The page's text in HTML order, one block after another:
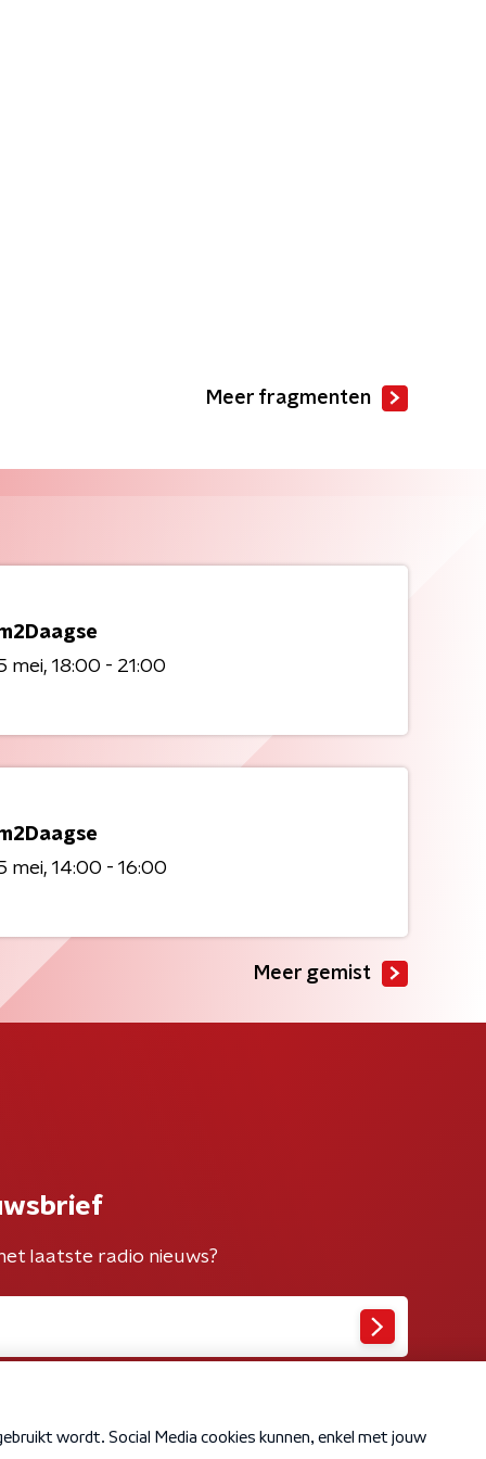
Meer fragmenten
mei 18:00 - 21:00
mei 14:00 - 16:00
Meer gemist
laatste radio nieuws?